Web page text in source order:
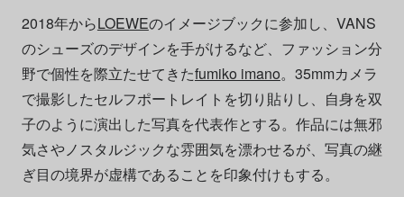
2018年からLOEWEのイメージブックに参加し、VANS
のシューズのデザインを手がけるなど、ファッション分
野で個性を際立たせてきたfumiko imano。35mmカメラ
で撮影したセルフポートレイトを切り貼りし、自身を双
子のように演出した写真を代表作とする。作品には無邪
気さやノスタルジックな雰囲気を漂わせるが、写真の継
ぎ目の境界が虚構であることを印象付けもする。